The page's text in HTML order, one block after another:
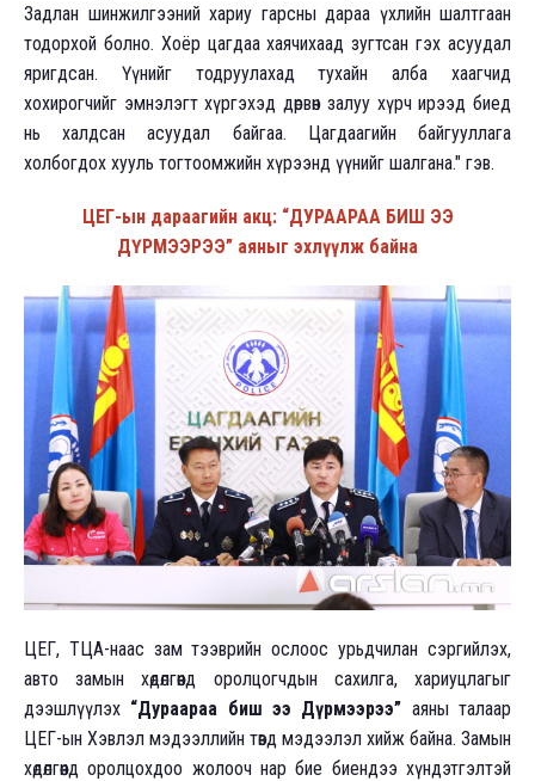
Задлан шинжилгээний хариу гарсны дараа үхлийн шалтгаан
тодорхой болно. Хоёр цагдаа хаячихаад зугтсан гэх асуудал
яригдсан. Үүнийг тодруулахад тухайн алба хаагчид
хохирогчийг эмнэлэгт хүргэхэд дөрвөн залуу хүрч ирээд биед
нь халдсан асуудал байгаа. Цагдаагийн байгууллага
холбогдох хууль тогтоомжийн хүрээнд үүнийг шалгана." гэв.
ЦЕГ-ын дараагийн акц: “ДУРААРАА БИШ ЭЭ
ДҮРМЭЭРЭЭ” аяныг эхлүүлж байна
ЦЕГ, ТЦА-наас зам тээврийн ослоос урьдчилан сэргийлэх,
авто замын хөдөлгөөнд оролцогчдын сахилга, хариуцлагыг
дээшлүүлэх “Дураараа биш ээ Дүрмээрээ” аяны талаар
ЦЕГ-ын Хэвлэл мэдээллийн төвд мэдээлэл хийж байна. Замын
хөдөлгөөнд оролцохдоо жолооч нар бие биендээ хүндэтгэлтэй